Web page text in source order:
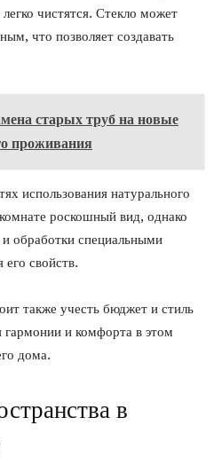
чистятся. Стекло может
что позволяет создавать
старых труб на новые
проживания
использования натурального
роскошный вид, однако
и обработки специальными
его свойств.
также учесть бюджет и стиль
гармонии и комфорта в этом
дома.
в